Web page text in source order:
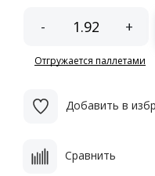
- +
Отгружается паллетами
Добавить в
Сравнить